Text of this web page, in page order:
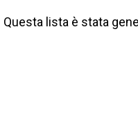
Questa lista è stata